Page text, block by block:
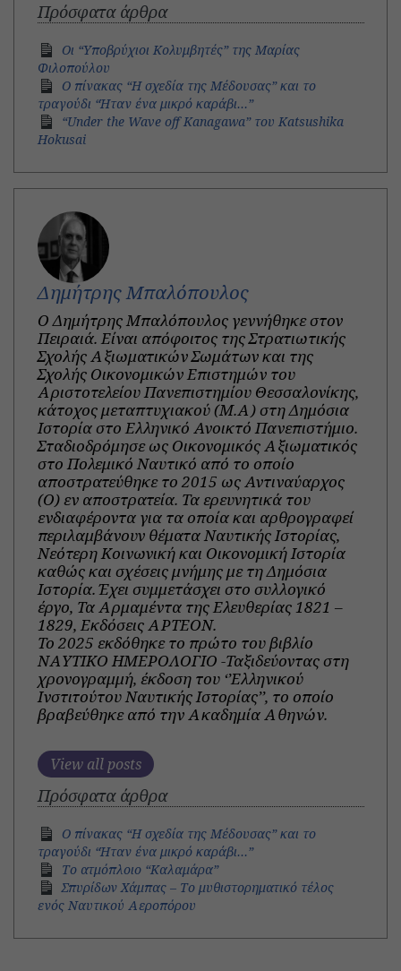
Πρόσφατα άρθρα
Οι “Υποβρύχιοι Κολυμβητές” της Μαρίας
Φιλοπούλου
Ο πίνακας “Η σχεδία της Μέδουσας” και το
τραγούδι “Ήταν ένα μικρό καράβι…”
“Under the Wave off Kanagawa” του Katsushika
Hokusai
Δημήτρης Μπαλόπουλος
Ο Δημήτρης Μπαλόπουλος γεννήθηκε στον
Πειραιά. Είναι απόφοιτος της Στρατιωτικής
Σχολής Αξιωματικών Σωμάτων και της
Σχολής Οικονομικών Επιστημών του
Αριστοτελείου Πανεπιστημίου Θεσσαλονίκης,
κάτοχος μεταπτυχιακού (Μ.Α) στη Δημόσια
Ιστορία στο Ελληνικό Ανοικτό Πανεπιστήμιο.
Σταδιοδρόμησε ως Οικονομικός Αξιωματικός
στο Πολεμικό Ναυτικό από το οποίο
αποστρατεύθηκε το 2015 ως Αντιναύαρχος
(Ο) εν αποστρατεία. Τα ερευνητικά του
ενδιαφέροντα για τα οποία και αρθρογραφεί
περιλαμβάνουν θέματα Ναυτικής Ιστορίας,
Νεότερη Κοινωνική και Οικονομική Ιστορία
καθώς και σχέσεις μνήμης με τη Δημόσια
Ιστορία. Έχει συμμετάσχει στο συλλογικό
έργο, Τα Αρμαμέντα της Ελευθερίας 1821 –
1829, Εκδόσεις ΑΡΤΕΟΝ.
Το 2025 εκδόθηκε το πρώτο του βιβλίο
ΝΑΥΤΙΚΟ ΗΜΕΡΟΛΟΓΙΟ -Ταξιδεύοντας στη
χρονογραμμή, έκδοση του ‘’Ελληνικού
Ινστιτούτου Ναυτικής Ιστορίας’’, το οποίο
βραβεύθηκε από την Ακαδημία Αθηνών.
View all posts
Πρόσφατα άρθρα
Ο πίνακας “Η σχεδία της Μέδουσας” και το
τραγούδι “Ήταν ένα μικρό καράβι…”
Το ατμόπλοιο “Καλαμάρα”
Σπυρίδων Χάμπας – Το μυθιστορηματικό τέλος
ενός Ναυτικού Αεροπόρου